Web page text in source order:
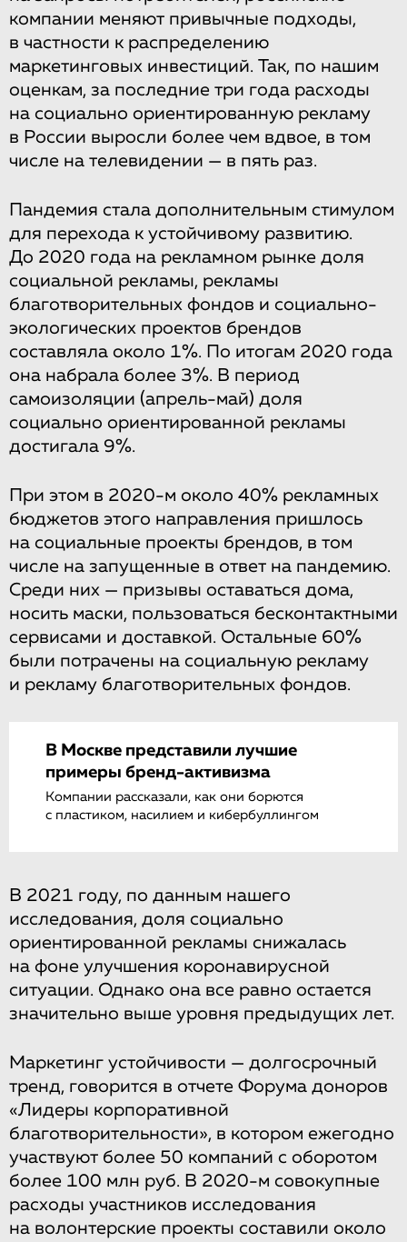
компании меняют привычные подходы,
в частности к распределению
маркетинговых инвестиций. Так, по нашим
оценкам, за последние три года расходы
на социально ориентированную рекламу
в России выросли более чем вдвое, в том
числе на телевидении — в пять раз.
Пандемия стала дополнительным стимулом
для перехода к устойчивому развитию.
До 2020 года на рекламном рынке доля
социальной рекламы, рекламы
благотворительных фондов и социально-
экологических проектов брендов
составляла около 1%. По итогам 2020 года
она набрала более 3%. В период
самоизоляции (апрель-май) доля
социально ориентированной рекламы
достигала 9%.
При этом в 2020-м около 40% рекламных
бюджетов этого направления пришлось
на социальные проекты брендов, в том
числе на запущенные в ответ на пандемию.
Среди них — призывы оставаться дома,
носить маски, пользоваться бесконтактными
сервисами и доставкой. Остальные 60%
были потрачены на социальную рекламу
и рекламу благотворительных фондов.
В Москве представили лучшие
примеры бренд-активизма
Компании рассказали, как они борются
с пластиком, насилием и кибербуллингом
В 2021 году, по данным нашего
исследования, доля социально
ориентированной рекламы снижалась
на фоне улучшения коронавирусной
ситуации. Однако она все равно остается
значительно выше уровня предыдущих лет.
Маркетинг устойчивости — долгосрочный
тренд, говорится в отчете Форума доноров
«Лидеры корпоративной
благотворительности», в котором ежегодно
участвуют более 50 компаний с оборотом
более 100 млн руб. В 2020-м совокупные
расходы участников исследования
на волонтерские проекты составили около